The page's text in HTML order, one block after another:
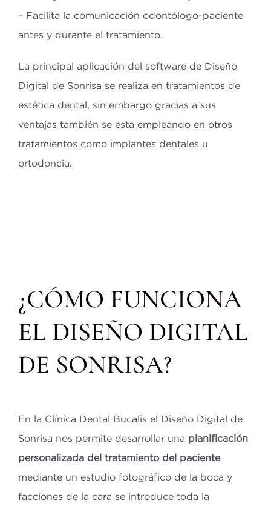
– Facilita la comunicación odontólogo-paciente
antes y durante el tratamiento.
La principal aplicación del software de Diseño
Digital de Sonrisa se realiza en tratamientos de
estética dental, sin embargo gracias a sus
ventajas también se esta empleando en otros
tratamientos como implantes dentales u
ortodoncia.
¿CÓMO FUNCIONA
EL DISEÑO DIGITAL
DE SONRISA?
En la Clínica Dental Bucalis el Diseño Digital de
Sonrisa nos permite desarrollar una planificación
personalizada del tratamiento del paciente
mediante un estudio fotográfico de la boca y
facciones de la cara se introduce toda la